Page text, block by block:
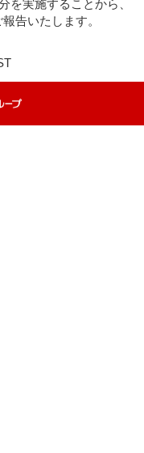
を実施することから、
告いたします。